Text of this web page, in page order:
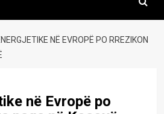
NË EVROPË PO RREZIKON
në Evropë po